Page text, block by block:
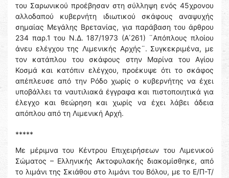
του Σαρωνικού προέβησαν στη σύλληψη ενός 45χρονου
αλλοδαπού κυβερνήτη ιδιωτικού σκάφους αναψυχής
σημαίας Μεγάλης Βρετανίας, για παράβαση του άρθρου
234 παρ.1 του Ν.Δ. 187/1973 (Α΄261) ¨Απόπλους πλοίου
άνευ ελέγχου της Λιμενικής Αρχής¨. Συγκεκριμένα, με
τον κατάπλου του σκάφους στην Μαρίνα του Αγίου
Κοσμά και κατόπιν ελέγχου, προέκυψε ότι το σκάφος
απέπλευσε από την Ρόδο χωρίς ο κυβερνήτης να έχει
υποβάλλει τα ναυτιλιακά έγγραφα και πιστοποιητικά για
έλεγχο και θεώρηση και χωρίς να έχει λάβει άδεια
απόπλου από τη Λιμενική Αρχή.
*****
Με μέριμνα του Κέντρου Επιχειρήσεων του Λιμενικού
Σώματος – Ελληνικής Ακτοφυλακής διακομίσθηκε, από
το λιμάνι της Σκιάθου στο λιμάνι του Βόλου, με το Ε/Π-Τ/